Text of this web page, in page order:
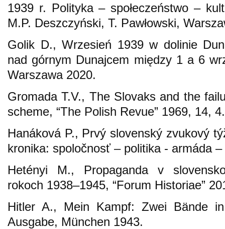
1939 r. Polityka – społeczeństwo –
M.P. Deszczyński, T. Pawłowski,
Golik D., Wrzesień 1939 w dolinie
nad górnym Dunajcem między 1 a 6
Warszawa 2020.
Gromada T.V., The Slovaks and the
scheme, “The Polish Revue” 1969, 14, 4.
Hanáková P., Prvý slovenský zvukový
kronika: spoločnosť – politika - armáda
Hetényi M., Propaganda v
rokoch 1938–1945, “Forum Historiae”
Hitler A., Mein Kampf: Zwei Bände
Ausgabe, München 1943.